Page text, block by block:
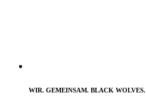
WIR. GEMEINSAM. BLACK WOLVES.